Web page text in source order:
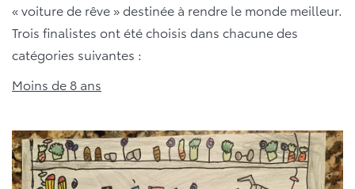
« voiture de rêve » destinée à rendre le monde meilleur.
Trois finalistes ont été choisis dans chacune des
catégories suivantes :
Moins de 8 ans